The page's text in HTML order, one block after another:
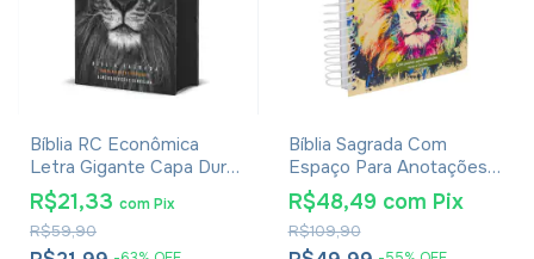
Bíblia RC Econômica
Letra Gigante Capa Dura
Com Harpa E Corinhos
Leão PB
R$59,90
R$21,33 comPix
Bíblia Sagrada Com
Espaço Para Anotações
Harpa Avivada E Corinhos
Lion Colors
R$109,90
R$48,49 com Pix